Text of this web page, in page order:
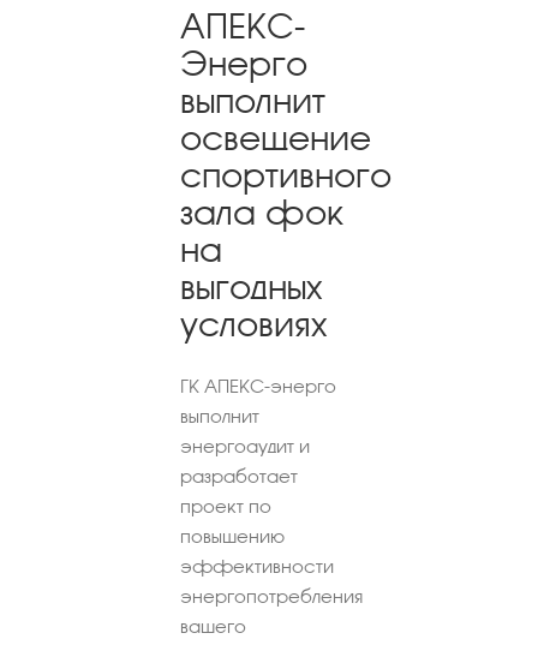
АПЕКС-
Энерго
выполнит
освещение
спортивного
зала фок
на
выгодных
условиях
ГК АПЕКС-энерго
выполнит
энергоаудит и
разработает
проект по
повышению
эффективности
энергопотребления
вашего